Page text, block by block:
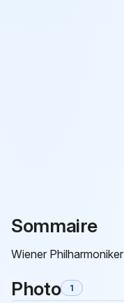
Sommaire
Wiener Philharmoniker
Photo 1